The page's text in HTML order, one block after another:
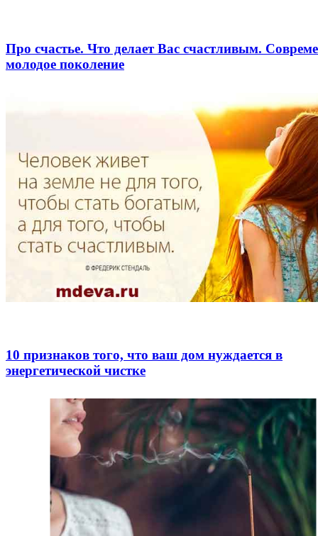
Про счастье. Что делает Вас счастливым.
молодое поколение
10 признаков того, что ваш дом нуждается в
энергетической чистке